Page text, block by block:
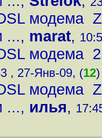
модема
..., marat,
модема
, 27-Янв-09, (12)
модема
..., илья,